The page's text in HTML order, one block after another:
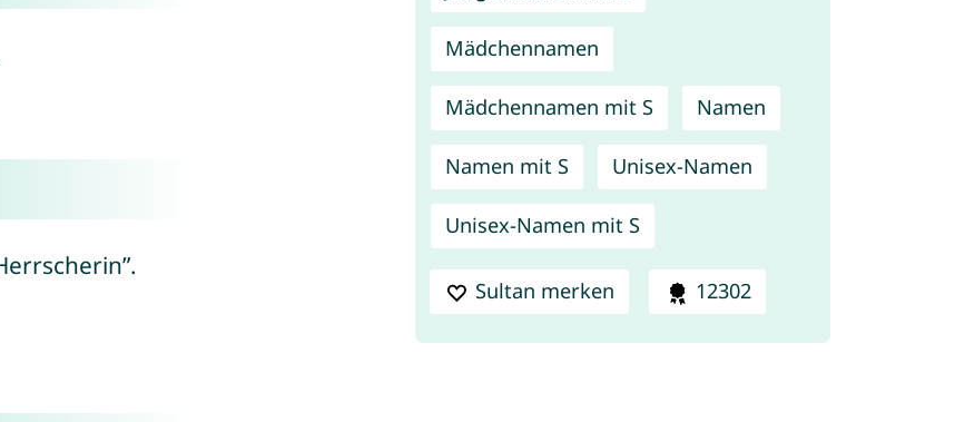
Mädchennamen
Mädchennamen mit S Namen
Namen mit S Unisex-Namen
Unisex-Namen mit S
Sultan merken 12302